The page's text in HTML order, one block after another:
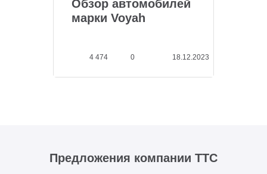
Обзор автомобилей
марки Voyah
4 474 0 18.12.2023
Предложения компании ТТС